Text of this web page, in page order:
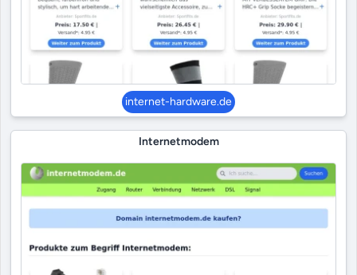
internet-hardware.de
Internetmodem